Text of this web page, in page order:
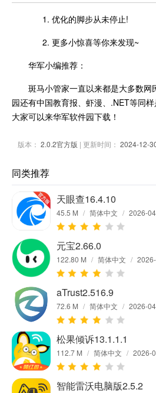
1. 优化的脚步从未停止!
2. 更多小惊喜等你来发现~
华军小编推荐：
斑马小管家一直以来都是大多数
园还有中国教育报、虾漫、.NET等同
大家可以来华军软件园下载！
版本： 2.0.2官方版 | 更新时间： 2024-12-
同类推荐
天眼查16.4.10
45.5 M / 简体中文 / 2026-
元宝2.66.0
122.80 M / 简体中文 /
aTrust2.516.9
72.6 M / 简体中文 / 2026-
松果倾诉13.1.1.1
112.7 M / 简体中文 / 2026-
智能雷沃电脑版2.5.2